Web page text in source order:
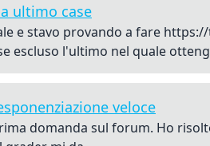
ultimo case
e stavo provando a fare
escluso l'ultimo nel quale
veloce
domanda sul forum. Ho